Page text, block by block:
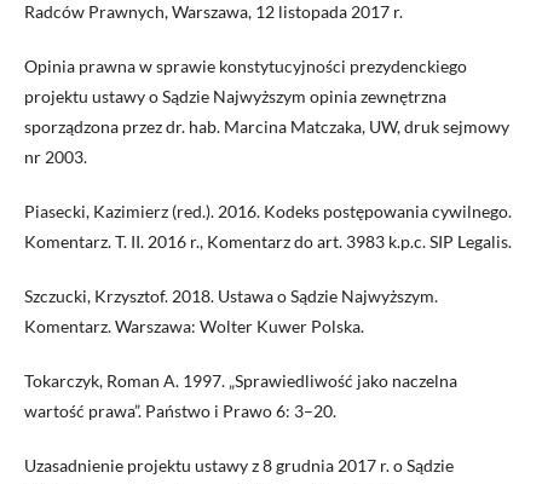
Radców Prawnych, Warszawa, 12 listopada 2017 r.
Opinia prawna w sprawie konstytucyjności prezydenckiego
projektu ustawy o Sądzie Najwyższym opinia zewnętrzna
sporządzona przez dr. hab. Marcina Matczaka, UW, druk sejmowy
nr 2003.
Piasecki, Kazimierz (red.). 2016. Kodeks postępowania cywilnego.
Komentarz. T. II. 2016 r., Komentarz do art. 3983 k.p.c. SIP Legalis.
Szczucki, Krzysztof. 2018. Ustawa o Sądzie Najwyższym.
Komentarz. Warszawa: Wolter Kuwer Polska.
Tokarczyk, Roman A. 1997. „Sprawiedliwość jako naczelna
wartość prawa”. Państwo i Prawo 6: 3–20.
Uzasadnienie projektu ustawy z 8 grudnia 2017 r. o Sądzie